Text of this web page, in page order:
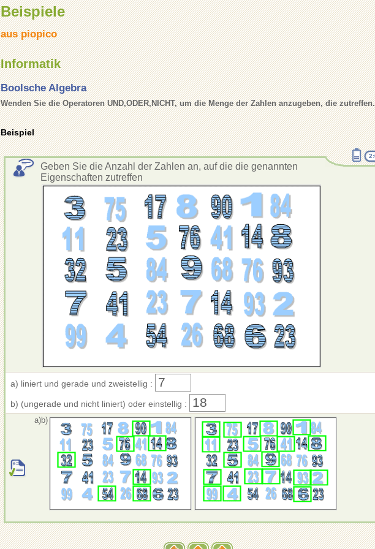
Beispiele
aus piopico
Informatik
Boolsche Algebra
Wenden Sie die Operatoren UND,ODER,NICHT, um die Menge der Zahlen anzugeben, die zutreffen.
Beispiel
Geben Sie die Anzahl der Zahlen an, auf die die genannten
Eigenschaften zutreffen
a) liniert und gerade und zweistellig :
b) (ungerade und nicht liniert) oder einstellig :
a)b)